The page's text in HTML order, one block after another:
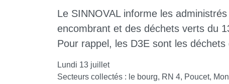
Le SINNOVAL informe les
encombrant et des déchets verts du
Pour rappel, les D3E sont les
Lundi 13 juillet
Secteurs collectés : le bourg, RN 4, Poucet,